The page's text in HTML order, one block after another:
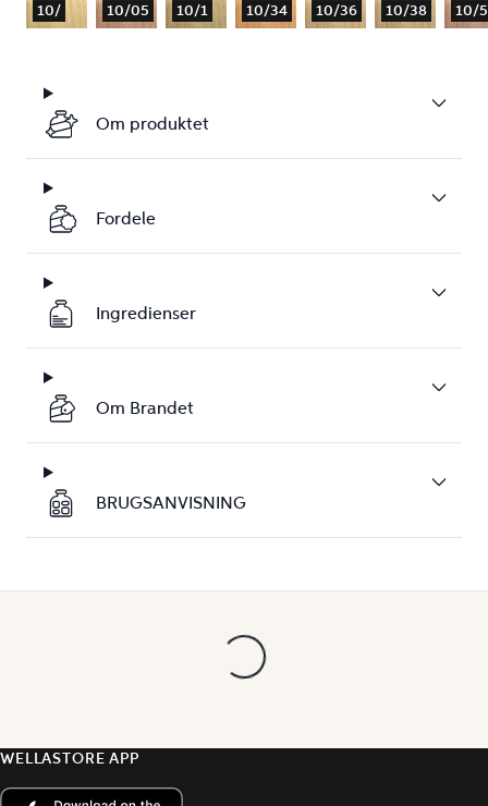
10/ 10/05 10/1 10/34 10/36 10/38 10/
Om produktet
Fordele
Ingredienser
Om Brandet
BRUGSANVISNING
WELLASTORE APP